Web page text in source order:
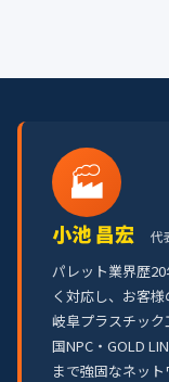
🏭
小池 昌宏 代
パレット業界歴
く対応し、お客様
岐阜プラスチッ
国NPC・GOLD
まで強固なネッ